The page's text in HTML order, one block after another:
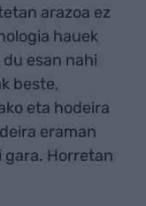
arazoa ez
hauek
esan nahi
beste,
eta hodeira
eraman
Horretan